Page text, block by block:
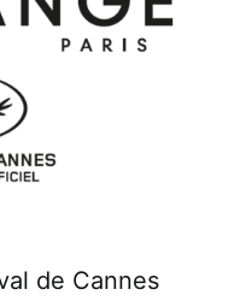
de Cannes